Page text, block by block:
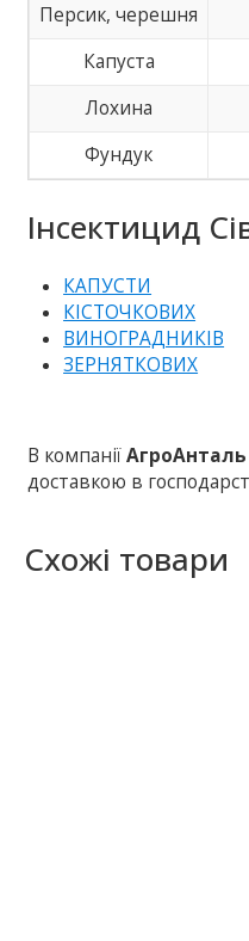
Персик, черешня
Капуста
Лохина
Фундук
Інсектицид
КАПУСТИ
КІСТОЧКОВИХ
ВИНОГРАДНИКІВ
ЗЕРНЯТКОВИХ
В компаніїАгроАнталь
доставкою в
Схожі товари